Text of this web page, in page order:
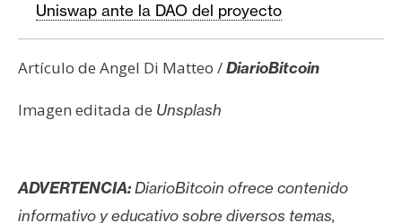
Uniswap ante la DAO del proyecto
Artículo de Angel Di Matteo /DiarioBitcoin
Imagen editada de Unsplash
ADVERTENCIA:DiarioBitcoin ofrece contenido
informativo y educativo sobre diversos temas,